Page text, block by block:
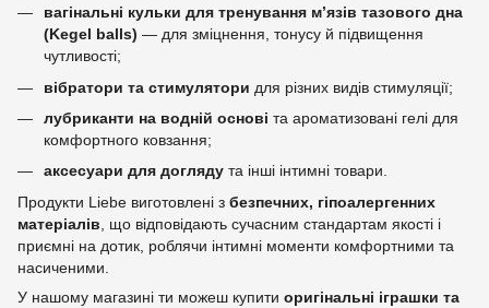
вагінальні кульки для тренування м’язів тазового дна
(Kegel balls) — для зміцнення, тонусу й підвищення
чутливості;
вібратори та стимулятори для різних видів стимуляції;
лубриканти на водній основі та ароматизовані гелі для
комфортного ковзання;
аксесуари для догляду та інші інтимні товари.
Продукти Liebe виготовлені з безпечних, гіпоалергенних
матеріалів , що відповідають сучасним стандартам якості і
приємні на дотик, роблячи інтимні моменти комфортними та
насиченими.
У нашому магазині ти можеш купити оригінальні іграшки та